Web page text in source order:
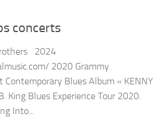
concerts
2024
2020 Grammy
Contemporary Blues Album « KENNY
King Blues Experience Tour 2020.
Into...